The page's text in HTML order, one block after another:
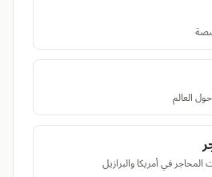
العالم
في أمريكا والبرازيل